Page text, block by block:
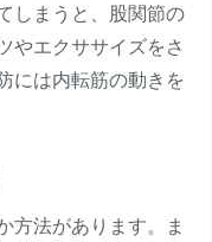
しまうと、股関節の
やエクササイズをさ
には内転筋の動きを
方法があります。ま